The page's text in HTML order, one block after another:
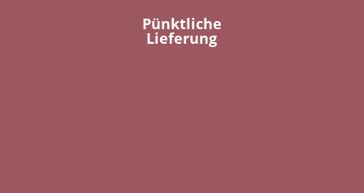
Pünktliche
Lieferung